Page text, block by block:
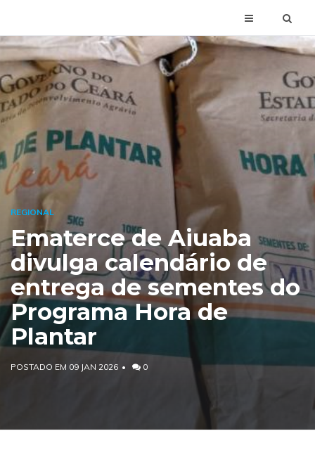
REGIONAL
Ematerce de Aiuaba
divulga calendário de
entrega de sementes do
Programa Hora de
Plantar
POSTADO EM 09 JAN 2026 0